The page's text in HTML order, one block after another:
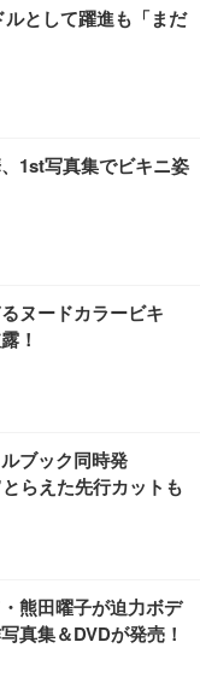
(ブラック)
チェア 疲れない テレ
30度ロッキング機
度跳ね上げ式アーム
(ホワイト)
クチェア 肘なし メ
ト付き 腰サポート ガ
スター付き コンパク
27インチ 液晶モニタ
光沢 HDMI/DisplayP
整 スイベル VESA対
】GRAPHT THE S
Essential ゲーミン
FHD 量子ドット 残
ク) 【Amazon.co.jp
ーヤマ ペットシーツ
(x 1) (ケース販売)
超厚型 お徳用 レギ
限定】
として躍進も「まだ
1st写真集でビキニ姿
ヌードカラービキ
！
ブック同時発
らえた先行カットも
熊田曜子が迫力ボデ
真集＆DVDが発売！